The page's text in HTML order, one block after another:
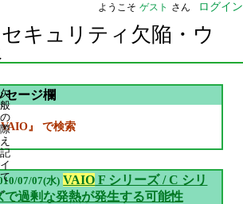
ようこそ ゲスト さん ログイン
キュリティ欠陥・ウ
セージ欄
』 で検索
07/07(水) VAIO F シリーズ / C シリ
で過剰な発熱が発生する可能性